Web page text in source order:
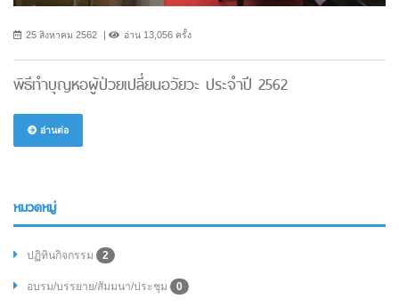
25 สิงหาคม 2562 อ่าน 13,056 ครั้ง
พิธีทำบุญหอผู้ป่วยเปลี่ยนอวัยวะ ประจำปี 2562
อ่านต่อ
หมวดหมู่
ปฏิทินกิจกรรม 2
อบรม/บรรยาย/สัมมนา/ประชุม 0